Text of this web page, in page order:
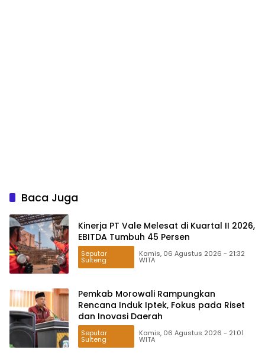
Baca Juga
Kinerja PT Vale Melesat di Kuartal II 2026,
EBITDA Tumbuh 45 Persen
Seputar
Sulteng
Kamis, 06 Agustus 2026 - 21:32
WITA
Pemkab Morowali Rampungkan
Rencana Induk Iptek, Fokus pada Riset
dan Inovasi Daerah
Seputar
Sulteng
Kamis, 06 Agustus 2026 - 21:01
WITA